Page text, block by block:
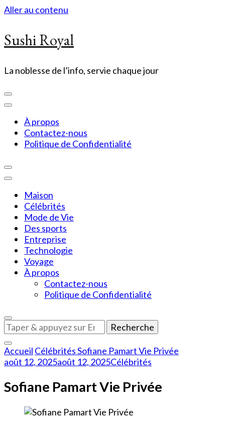
Aller au contenu
Sushi Royal
La noblesse de l’info, servie chaque jour
À propos
Contactez-nous
Politique de Confidentialité
Maison
Célébrités
Mode de Vie
Des sports
Entreprise
Technologie
Voyage
À propos
Contactez-nous
Politique de Confidentialité
Vous
recherchiez
quelque
chose
?
Accueil CélébritésSofiane Pamart Vie Privée
août 12, 2025août 12, 2025Célébrités
Sofiane Pamart Vie Privée